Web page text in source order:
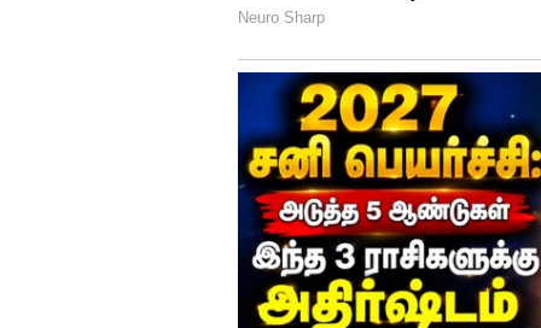
இதையும் படிங்க -
டி20
அணியை இந்தியா
தினேஷ் கார்த்திக் கடைசி சில
பந்துகள் பேட்டிங் ஆடுவதற்காக
மேல்வரிசையில் இறங்க
வரிசையிலும் இறக்கலாம்.
ஆடும் லெவனில்
அதனால் அணியில்
ஜெயித்து கொடுக்கவல்ல